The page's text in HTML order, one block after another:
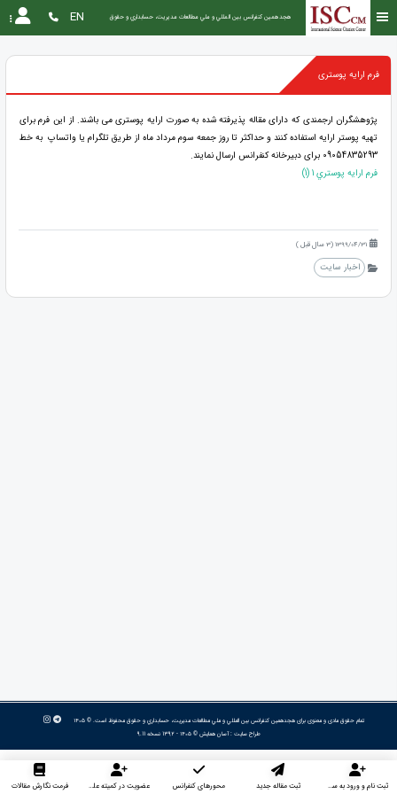
هجدهمین كنفرانس بين المللي و ملي مطالعات مديريت، حسابداري و حقوق EN
فرم ارایه پوستری
پژوهشگران ارجمندی که دارای مقاله پذیرفته شده به صورت ارایه پوستری می باشند. از این فرم برای
تهیه پوستر ارایه استفاده کنند و حداکثر تا روز جمعه سوم مرداد ماه از طریق تلگرام یا واتساپ به خط
09054835293 برای دبیرخانه کنفرانس ارسال نمایند.
فرم ارايه پوستري 1 (1)
1399/04/31 (3 سال قبل )
اخبار سایت
تمام حقوق مادی و معنوی برای هجدهمین كنفرانس بين المللي و ملي مطالعات مديريت، حسابداري و حقوق محفوظ است. © ۱۴۰۵
طراح سایت :آسان همایش © ۱۴۰۵ - 1392 نسخه 9.11
ثبت نام و ورود به سایت ثبت مقاله جدید محورهای کنفرانس عضویت در کمیته علمی داوران فرمت نگارش مقالات